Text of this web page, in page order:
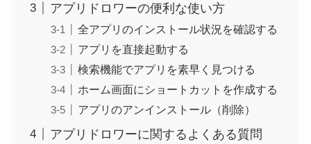
アプリドロワーの便利な使い方
全アプリのインストール状況を確認する
アプリを直接起動する
検索機能でアプリを素早く見つける
ホーム画面にショートカットを作成する
アプリのアンインストール（削除）
アプリドロワーに関するよくある質問